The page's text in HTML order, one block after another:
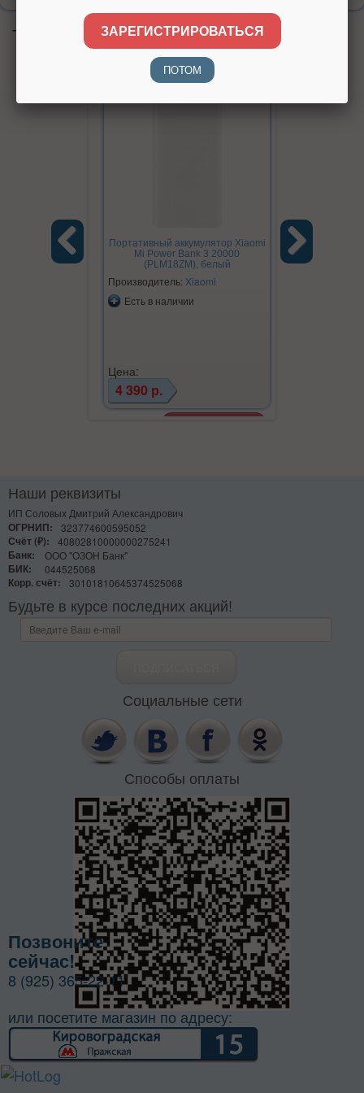
Также советуем посмотреть
Портативный аккумулятор Xiaomi
Mi Power Bank 3 20000
(PLM18ZM), белый
Производитель: Xiaomi
Есть в наличии
Цена:
4 390 р.
Наши реквизиты
ИП Соловых Дмитрий Александрович
ОГРНИП:
323774600595052
Счёт (₽):
40802810000000275241
Банк:
ООО "ОЗОН Банк"
БИК:
044525068
Корр. счёт:
30101810645374525068
Будьте в курсе последних акций!
Социальные сети
Способы оплаты
Позвоните
сейчас!
8 (925) 365-22-11
или посетите магазин по адресу:
ЗАРЕГИСТРИРОВАТЬСЯ
ПОТОМ